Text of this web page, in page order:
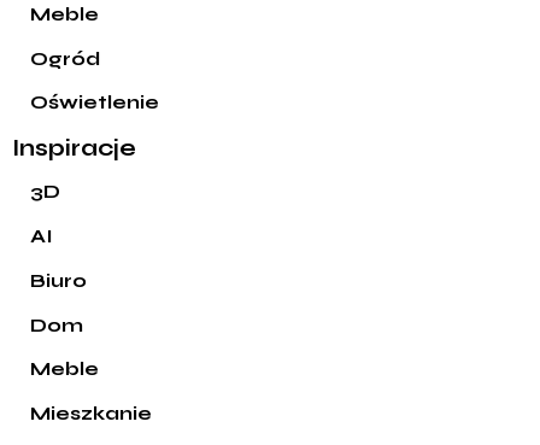
Meble
Ogród
Oświetlenie
Inspiracje
3D
AI
Biuro
Dom
Meble
Mieszkanie